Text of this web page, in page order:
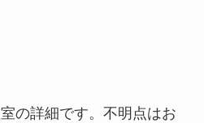
の詳細です。不明点はお